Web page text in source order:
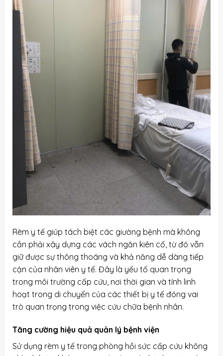
Rèm y tếgiúp tách biệt các giường bệnh mà không
cần phải xây dựng các vách ngăn kiên cố, từ đó vẫn
giữ được sự thông thoáng và khả năng dễ dàng tiếp
cận của nhân viên y tế. Đây là yếu tố quan trọng
trong môi trường cấp cứu, nơi thời gian và tính linh
hoạt trong di chuyển của các thiết bị y tế đóng vai
trò quan trọng trong việc cứu chữa bệnh nhân.
Tăng cường hiệu quả quản lý bệnh viện
Sử dụng rèm y tế trong phòng hồi sức cấp cứu không